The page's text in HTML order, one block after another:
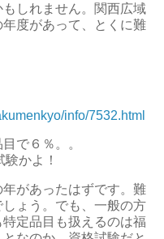
しれません。関西広域
度があって、とくに難
info/7532.html
で６％。。
かよ！
があったはずです。難
ょう。でも、一般の方
定品目も扱えるのは福